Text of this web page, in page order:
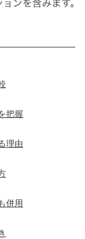
把握
理由
併用